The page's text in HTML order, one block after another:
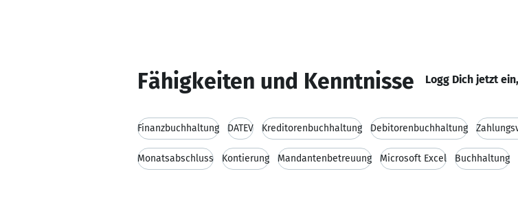
Fähigkeiten und Kenntnisse Logg Dich jetzt
Finanzbuchhaltung DATEV Kreditorenbuchhaltung Debitorenbuchhaltung
Monatsabschluss Kontierung Mandantenbetreuung Microsoft Excel Buchhaltung